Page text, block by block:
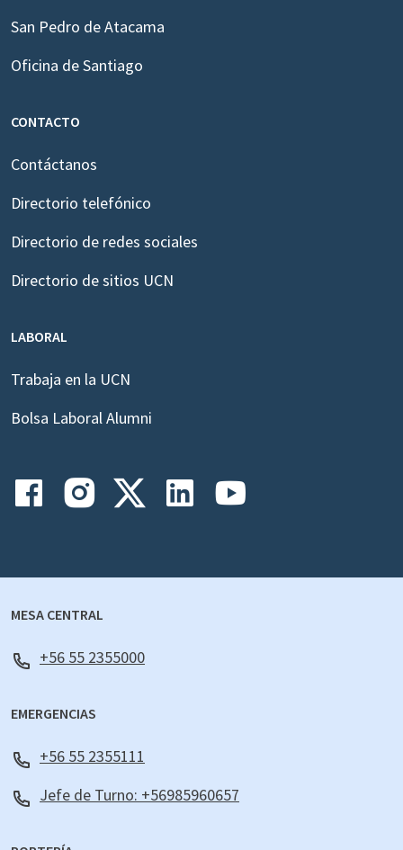
San Pedro de Atacama
Oficina de Santiago
CONTACTO
Contáctanos
Directorio telefónico
Directorio de redes sociales
Directorio de sitios UCN
LABORAL
Trabaja en la UCN
Bolsa Laboral Alumni
MESA CENTRAL
+56 55 2355000
EMERGENCIAS
+56 55 2355111
Jefe de Turno: +56985960657